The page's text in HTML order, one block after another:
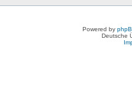
Powered by
Deutsche